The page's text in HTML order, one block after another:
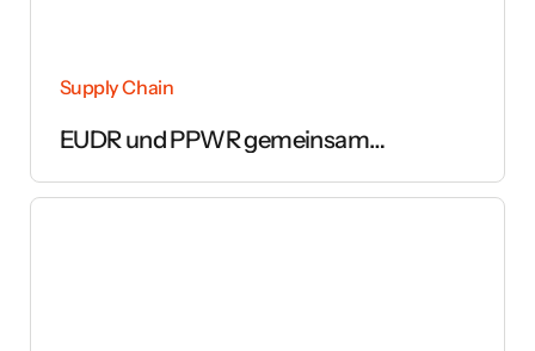
Supply Chain
EUDR und PPWR gemeinsam